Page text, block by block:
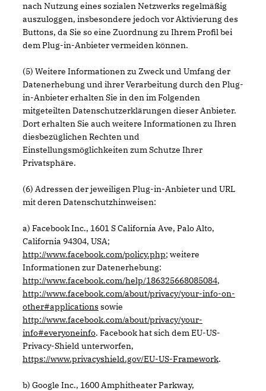
nach Nutzung eines sozialen Netzwerks regelmäßig
auszuloggen, insbesondere jedoch vor Aktivierung des
Buttons, da Sie so eine Zuordnung zu Ihrem Profil bei
dem Plug-in-Anbieter vermeiden können.
(5) Weitere Informationen zu Zweck und Umfang der
Datenerhebung und ihrer Verarbeitung durch den Plug-
in-Anbieter erhalten Sie in den im Folgenden
mitgeteilten Datenschutzerklärungen dieser Anbieter.
Dort erhalten Sie auch weitere Informationen zu Ihren
diesbezüglichen Rechten und
Einstellungsmöglichkeiten zum Schutze Ihrer
Privatsphäre.
(6) Adressen der jeweiligen Plug-in-Anbieter und URL
mit deren Datenschutzhinweisen:
a) Facebook Inc., 1601 S California Ave, Palo Alto,
California 94304, USA;
http://www.facebook.com/policy.php; weitere
Informationen zur Datenerhebung:
http://www.facebook.com/help/186325668085084,
http://www.facebook.com/about/privacy/your-info-on-
other#applications sowie
http://www.facebook.com/about/privacy/your-
info#everyoneinfo. Facebook hat sich dem EU-US-
Privacy-Shield unterworfen,
https://www.privacyshield.gov/EU-US-Framework.
b) Google Inc., 1600 Amphitheater Parkway,